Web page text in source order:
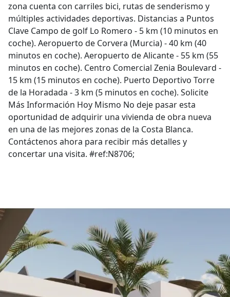
zona cuenta con carriles bici, rutas de senderismo y
múltiples actividades deportivas. Distancias a Puntos
Clave Campo de golf Lo Romero - 5 km (10 minutos en
coche). Aeropuerto de Corvera (Murcia) - 40 km (40
minutos en coche). Aeropuerto de Alicante - 55 km (55
minutos en coche). Centro Comercial Zenia Boulevard -
15 km (15 minutos en coche). Puerto Deportivo Torre
de la Horadada - 3 km (5 minutos en coche). Solicite
Más Información Hoy Mismo No deje pasar esta
oportunidad de adquirir una vivienda de obra nueva
en una de las mejores zonas de la Costa Blanca.
Contáctenos ahora para recibir más detalles y
concertar una visita. #ref:N8706;